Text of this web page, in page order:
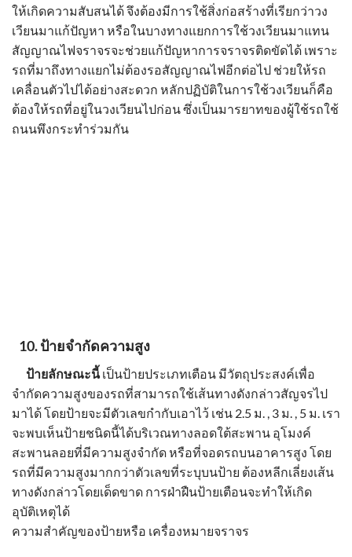
ให้เกิดความสับสนได้ จึงต้องมีการใช้สิ่งก่อสร้างที่เรียกว่าวง
เวียนมาแก้ปัญหา หรือในบางทางแยกการใช้วงเวียนมาแทน
สัญญาณไฟจราจรจะช่วยแก้ปัญหาการจราจรติดขัดได้ เพราะ
รถที่มาถึงทางแยกไม่ต้องรอสัญญาณไฟอีกต่อไป ช่วยให้รถ
เคลื่อนตัวไปได้อย่างสะดวก หลักปฏิบัติในการใช้วงเวียนก็คือ
ต้องให้รถที่อยู่ในวงเวียนไปก่อน ซึ่งเป็นมารยาทของผู้ใช้รถใช้
ถนนพึงกระทำร่วมกัน
10.ป้ายจำกัดความสูง
ป้ายลักษณะนี้เป็นป้ายประเภทเตือน มีวัตถุประสงค์เพื่อ
จำกัดความสูงของรถที่สามารถใช้เส้นทางดังกล่าวสัญจรไป
มาได้ โดยป้ายจะมีตัวเลขกำกับเอาไว้ เช่น 2.5 ม. , 3 ม. , 5 ม. เรา
จะพบเห็นป้ายชนิดนี้ได้บริเวณทางลอดใต้สะพาน อุโมงค์
สะพานลอยที่มีความสูงจำกัด หรือที่จอดรถบนอาคารสูง โดย
รถที่มีความสูงมากกว่าตัวเลขที่ระบุบนป้าย ต้องหลีกเลี่ยงเส้น
ทางดังกล่าวโดยเด็ดขาด การฝ่าฝืนป้ายเตือนจะทำให้เกิด
อุบัติเหตุได้
ความสำคัญของป้ายหรือ เครื่องหมายจราจร